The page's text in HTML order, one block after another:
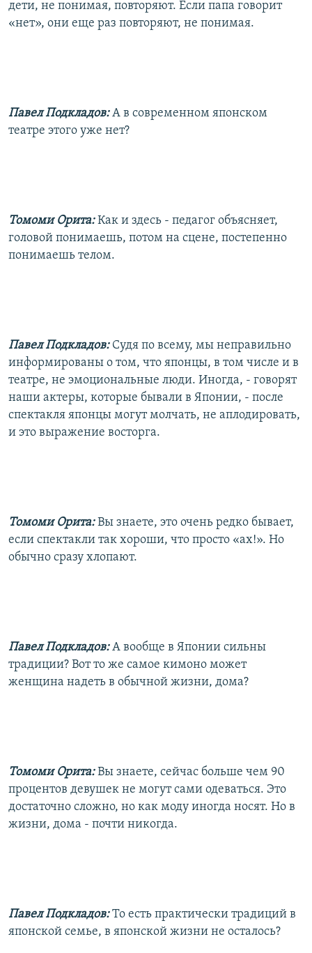
дети, не понимая, повторяют. Если папа говорит
«нет», они еще раз повторяют, не понимая.
Павел Подкладов:А в современном японском
театре этого уже нет?
Томоми Орита:Как и здесь - педагог объясняет,
головой понимаешь, потом на сцене, постепенно
понимаешь телом.
Павел Подкладов: Судя по всему, мы неправильно
информированы о том, что японцы, в том числе и в
театре, не эмоциональные люди. Иногда, - говорят
наши актеры, которые бывали в Японии, - после
спектакля японцы могут молчать, не аплодировать,
и это выражение восторга.
Томоми Орита:Вы знаете, это очень редко бывает,
если спектакли так хороши, что просто «ах!». Но
обычно сразу хлопают.
Павел Подкладов:А вообще в Японии сильны
традиции? Вот то же самое кимоно может
женщина надеть в обычной жизни, дома?
Томоми Орита:Вы знаете, сейчас больше чем 90
процентов девушек не могут сами одеваться. Это
достаточно сложно, но как моду иногда носят. Но в
жизни, дома - почти никогда.
Павел Подкладов:То есть практически традиций в
японской семье, в японской жизни не осталось?